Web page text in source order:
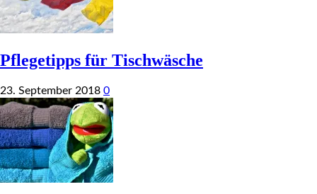
Pflegetipps für Tischwäsche
23. September 2018 0